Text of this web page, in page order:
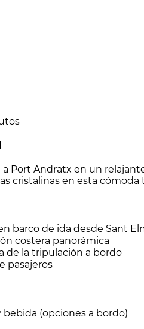
a Port Andratx en un
cristalinas en esta
barco de ida desde Sant
costera panorámica
de la tripulación a bordo
pasajeros
bebida (opciones a bordo)